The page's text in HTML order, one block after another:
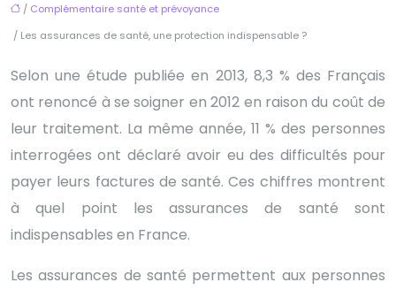
/ Complémentaire santé et prévoyance
/ Les assurances de santé, une protection indispensable ?
Selon une étude publiée en 2013, 8,3 % des Français
ont renoncé à se soigner en 2012 en raison du coût de
leur traitement. La même année, 11 % des personnes
interrogées ont déclaré avoir eu des difficultés pour
payer leurs factures de santé. Ces chiffres montrent
à quel point les assurances de santé sont
indispensables en France.
Les assurances de santé permettent aux personnes